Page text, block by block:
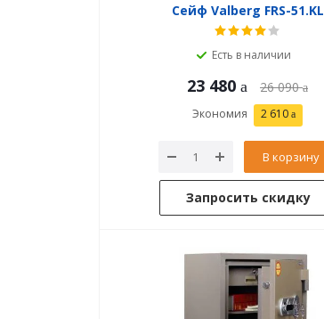
Сейф Valberg FRS-51.KL
Есть в наличии
23 480 26 090
Экономия 2 610
В корзину
Запросить скидку